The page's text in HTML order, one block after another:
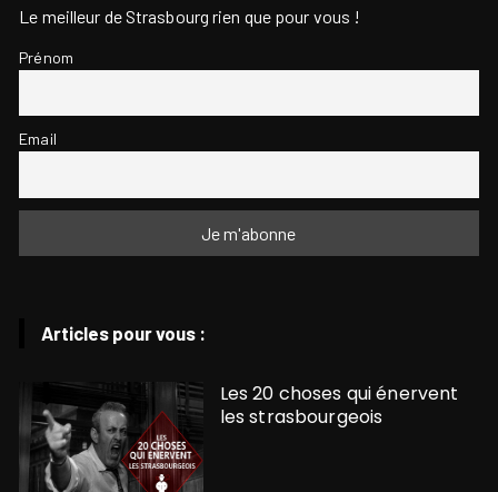
Le meilleur de Strasbourg rien que pour vous !
Prénom
Email
Articles pour vous :
Les 20 choses qui énervent
les strasbourgeois